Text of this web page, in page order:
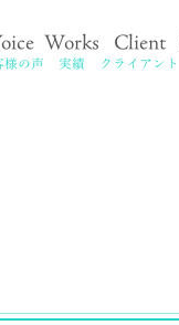
様の声
Works
実績
Client
クライアント